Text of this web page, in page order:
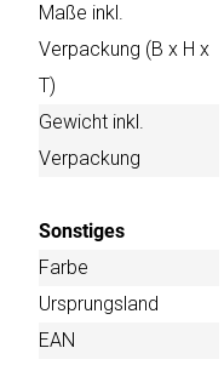
Maße inkl.
Verpackung (B x H x
T)
Gewicht inkl.
Verpackung
Sonstiges
Farbe
Ursprungsland
EAN